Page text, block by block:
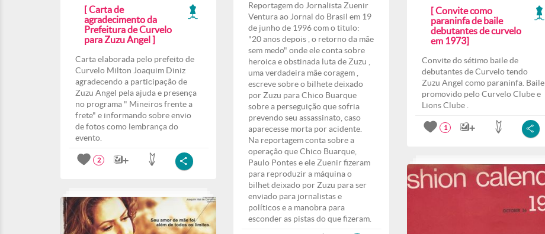
Reportagem do Jornalista Zuenir
Ventura ao Jornal do Brasil em 19
de junho de 1996 com o titulo:
"20 anos depois , o retorno da mãe
sem medo" onde ele conta sobre
heroica e obstinada luta de Zuzu ,
uma verdadeira mãe coragem ,
escreve sobre o bilhete deixado
por Zuzu para Chico Buarque
sobre a perseguição que sofria
prevendo seu assassinato, caso
aparecesse morta por acidente.
Na reportagem conta sobre a
operação que Chico Buarque,
Paulo Pontes e ele Zuenir fizeram
para reproduzir a máquina o
bilhet deixado por Zuzu para ser
enviado para jornalistas e
políticos e a manobra para
esconder as pistas do que fizeram.
[ Carta de
agradecimento da
Prefeitura de Curvelo
para Zuzu Angel ]
Carta elaborada pelo prefeito de
Curvelo Milton Joaquim Diniz
agradecendo a participação de
Zuzu Angel pela ajuda e presença
no programa " Mineiros frente a
frete" e informando sobre envio
de fotos como lembrança do
evento.
2
[ Convite como
paraninfa de baile
debutantes de curvelo
em 1973]
Convite do sétimo baile de
debutantes de Curvelo tendo
Zuzu Angel como paraninfa. Baile
promovido pelo Curvelo Clube e
Lions Clube .
1